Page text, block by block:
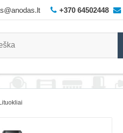
+370 64502448
Lituokliai